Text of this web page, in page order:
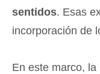
sentidos. Esas
incorporación de
En este marco, la